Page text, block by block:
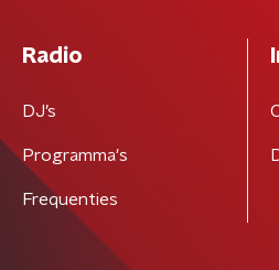
Radio
DJ’s
Programma's
Frequenties